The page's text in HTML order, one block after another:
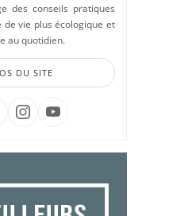
des conseils pratiques
vie plus écologique et
au quotidien.
DU SITE